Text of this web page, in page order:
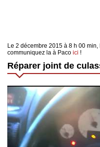
Le 2 décembre 2015 à 8 h 00
communiquez la à Paco ici !
Réparer joint de